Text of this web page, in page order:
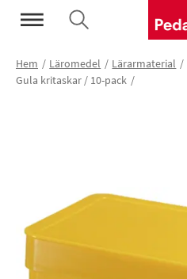
Hem Läromedel Lärarmaterial
Gula kritaskar / 10-pack